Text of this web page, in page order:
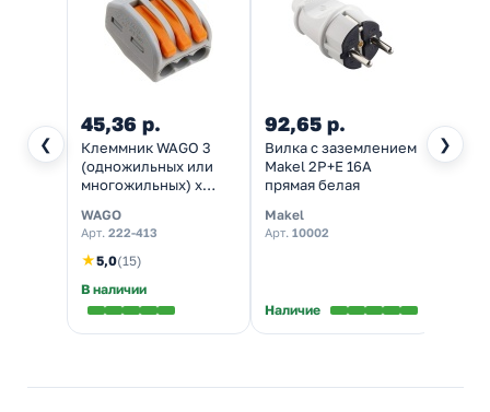
❮ ❯
45,36 р.
Клеммник WAGO 3
(одножильных или
многожильных) х
50шт]
WAGO
Арт. 222-413
★5,0(15)
В наличии
92,65 р.
Вилка с заземлением
Makel 2P+E 16А
прямая белая
Makel
Арт. 10002
Наличие